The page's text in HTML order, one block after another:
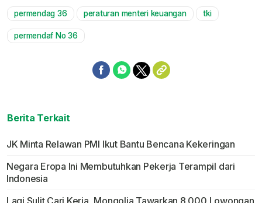
permendag 36 peraturan menteri keuangan tki
permendaf No 36
Berita Terkait
JK Minta Relawan PMI Ikut Bantu Bencana Kekeringan
Negara Eropa Ini Membutuhkan Pekerja Terampil dari
Indonesia